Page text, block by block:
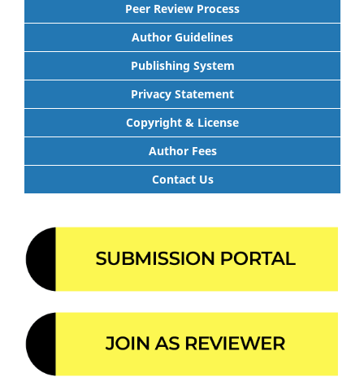
Peer Review Process
Author Guidelines
Publishing System
Privacy Statement
Copyright & License
Author Fees
Contact Us